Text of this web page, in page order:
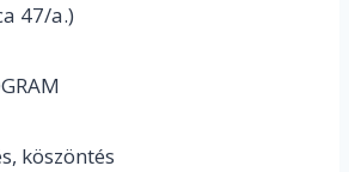
47/a.)
köszöntés